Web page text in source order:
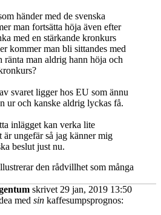
händer med de svenska
man fortsätta höja även efter
med en stärkande kronkurs
kommer man bli sittandes med
ränta man aldrig hann höja och
svaret ligger hos EU som ännu
ur och kanske aldrig lyckas få.
inlägget kan verka lite
är ungefär så jag känner mig
beslut just nu.
den rådvillhet som många
skrivet 29 jan, 2019 13:50
med sin kaffesumpsprognos: